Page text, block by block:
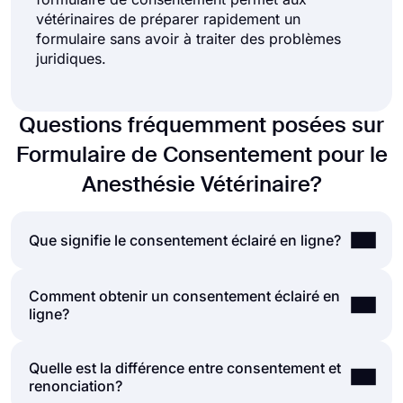
vétérinaires de préparer rapidement un
formulaire sans avoir à traiter des problèmes
juridiques.
Questions fréquemment posées sur
Formulaire de Consentement pour le
Anesthésie Vétérinaire?
Que signifie le consentement éclairé en ligne?
Le consentement éclairé est le processus
consistant à obtenir le consentement d'une
consent. Les prestataires de soins de santé et les
chercheurs utilisent souvent un formulaire de
Comment obtenir un consentement éclairé en
ligne?
Obtenir le consentement en ligne n’est pas très
différent de l’obtention du consentement sur
Quelle est la différence entre consentement et
renonciation?